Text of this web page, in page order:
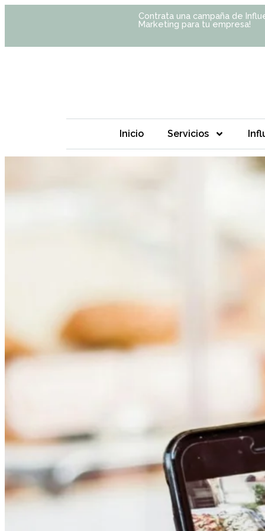
Contrata una campaña de
Marketing para tu empresa!
Inicio Servicios